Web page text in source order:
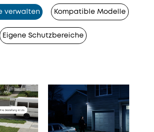
verwalten Kompatible Modelle
Eigene Schutzbereiche